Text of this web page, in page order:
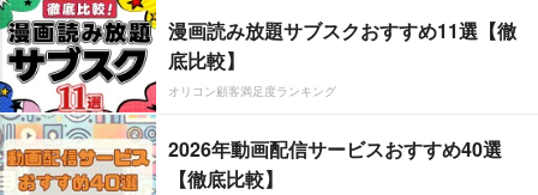
漫画読み放題サブスクおすすめ11選【徹
底比較】
オリコン顧客満足度ランキング
2026年動画配信サービスおすすめ40選
【徹底比較】